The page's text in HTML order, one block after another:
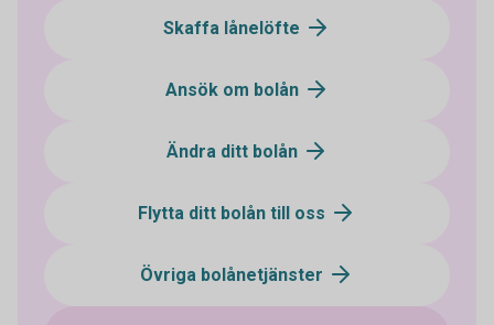
Skaffa lånelöfte
Ansök om bolån
Ändra ditt bolån
Flytta ditt bolån till oss
Övriga bolånetjänster